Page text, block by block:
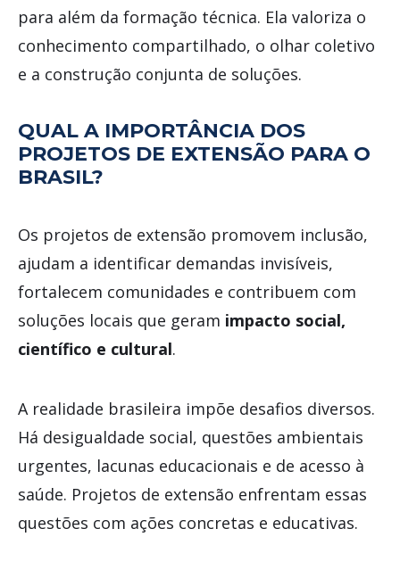
para além da formação técnica. Ela valoriza o
conhecimento compartilhado, o olhar coletivo
e a construção conjunta de soluções.
QUAL A IMPORTÂNCIA DOS
PROJETOS DE EXTENSÃO PARA O
BRASIL?
Os projetos de extensão promovem inclusão,
ajudam a identificar demandas invisíveis,
fortalecem comunidades e contribuem com
soluções locais que geram impacto social,
científico e cultural.
A realidade brasileira impõe desafios diversos.
Há desigualdade social, questões ambientais
urgentes, lacunas educacionais e de acesso à
saúde. Projetos de extensão enfrentam essas
questões com ações concretas e educativas.